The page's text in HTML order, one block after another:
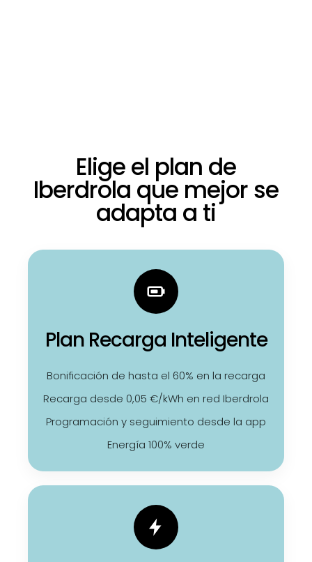
Elige el plan de
Iberdrola que mejor se
adapta a ti
Plan Recarga Inteligente
Bonificación de hasta el 60% en la recarga
Recarga desde 0,05 €/kWh en red Iberdrola
Programación y seguimiento desde la app
Energía 100% verde